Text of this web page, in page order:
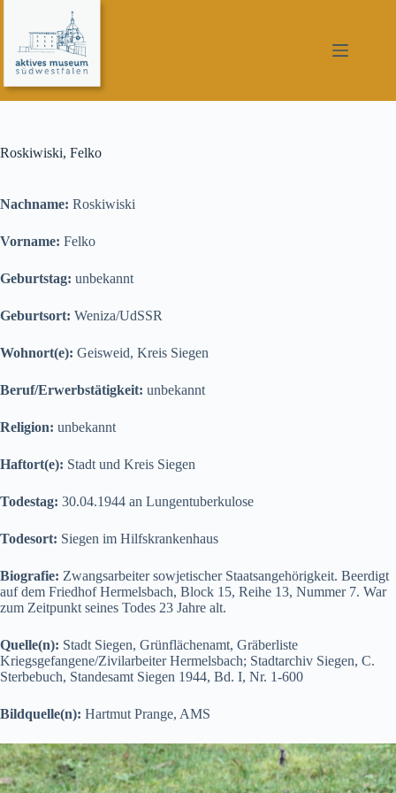
springen
Roskiwiski, Felko
Nachname: Roskiwiski
Vorname: Felko
Geburtstag: unbekannt
Geburtsort: Weniza/UdSSR
Wohnort(e): Geisweid, Kreis Siegen
Beruf/Erwerbstätigkeit: unbekannt
Religion: unbekannt
Haftort(e): Stadt und Kreis Siegen
Todestag: 30.04.1944 an Lungentuberkulose
Todesort: Siegen im Hilfskrankenhaus
Biografie: Zwangsarbeiter sowjetischer Staatsangehörigkeit. Beerdigt
auf dem Friedhof Hermelsbach, Block 15, Reihe 13, Nummer 7. War
zum Zeitpunkt seines Todes 23 Jahre alt.
Quelle(n): Stadt Siegen, Grünflächenamt, Gräberliste
Kriegsgefangene/Zivilarbeiter Hermelsbach; Stadtarchiv Siegen, C.
Sterbebuch, Standesamt Siegen 1944, Bd. I, Nr. 1-600
Bildquelle(n): Hartmut Prange, AMS